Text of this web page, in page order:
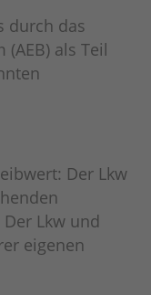
durch das
als Teil
Der Lkw
Lkw und
eigenen